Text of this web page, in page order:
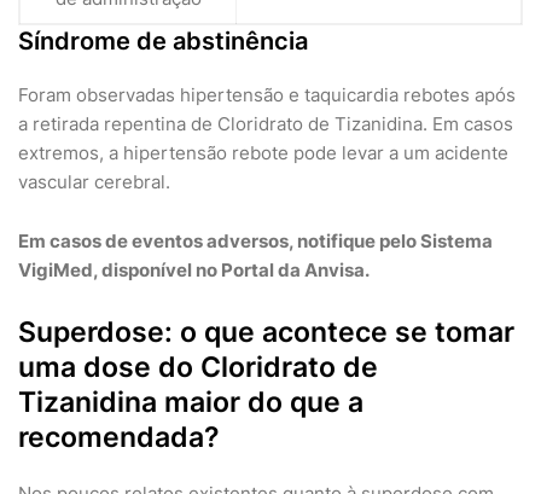
Síndrome de abstinência
Foram observadas hipertensão e taquicardia rebotes após
a retirada repentina de Cloridrato de Tizanidina. Em casos
extremos, a hipertensão rebote pode levar a um acidente
vascular cerebral.
Em casos de eventos adversos, notifique pelo Sistema
VigiMed, disponível no Portal da Anvisa.
Superdose: o que acontece se tomar
uma dose do Cloridrato de
Tizanidina maior do que a
recomendada?